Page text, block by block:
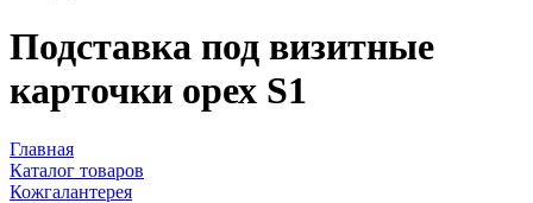
Подставка под визитные
карточки орех S1
Главная
Каталог товаров
Кожгалантерея